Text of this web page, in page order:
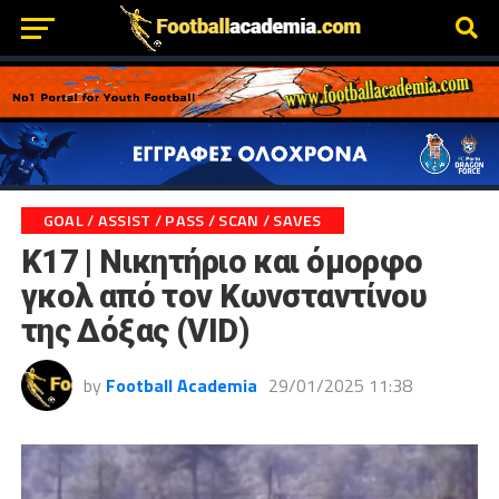
GOAL / ASSIST / PASS / SCAN / SAVES
Κ17 | Νικητήριο και όμορφο
γκολ από τον Κωνσταντίνου
της Δόξας (VID)
by Football Academia 29/01/2025 11:38